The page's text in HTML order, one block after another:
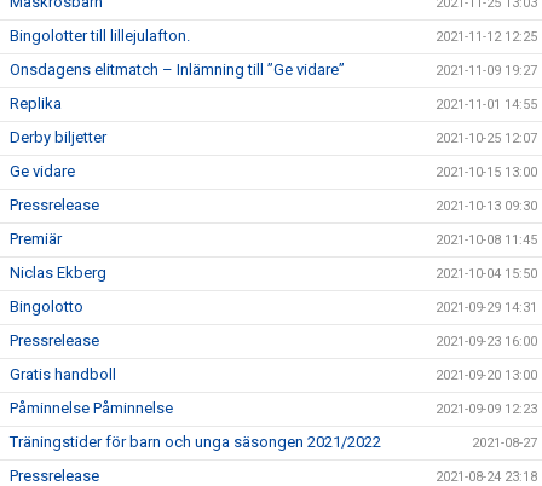
Bingolotter till lillejulafton. 2021-11-12 12:25
Onsdagens elitmatch – Inlämning till ”Ge vidare” 2021-11-09 19:27
Replika 2021-11-01 14:55
Derby biljetter 2021-10-25 12:07
Ge vidare 2021-10-15 13:00
Pressrelease 2021-10-13 09:30
Premiär 2021-10-08 11:45
Niclas Ekberg 2021-10-04 15:50
Bingolotto 2021-09-29 14:31
Pressrelease 2021-09-23 16:00
Gratis handboll 2021-09-20 13:00
Påminnelse Påminnelse 2021-09-09 12:23
Träningstider för barn och unga säsongen 2021/2022 2021-08-27
Pressrelease 2021-08-24 23:18